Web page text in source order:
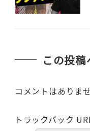
この投
コメントはありませ
トラックバック